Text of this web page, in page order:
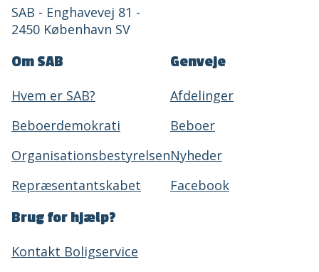
SAB - Enghavevej 81 -
2450 København SV
Om SAB
Hvem er SAB?
Beboerdemokrati
Organisationsbestyrelsen
Repræsentantskabet
Genveje
Afdelinger
Beboer
Nyheder
Facebook
Brug for hjælp?
Kontakt Boligservice